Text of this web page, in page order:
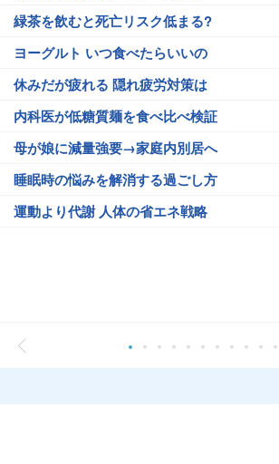
緑茶を飲むと死亡リスク低まる?
ヨーグルト いつ食べたらいいの
休みだが疲れる 隠れ疲労対策は
内科医が低糖質麺を食べ比べ検証
母が娘に減量強要→家庭内別居へ
睡眠時の悩みを解消する過ごし方
運動より代謝 人体の省エネ戦略